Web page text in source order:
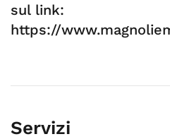
sul link:
https://
Servizi